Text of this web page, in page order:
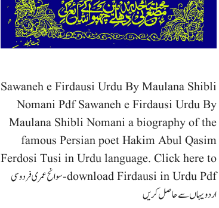
Sawaneh e Firdausi Urdu By Maulana Shibli
Nomani Pdf Sawaneh e Firdausi Urdu By
Maulana Shibli Nomani a biography of the
famous Persian poet Hakim Abul Qasim
Ferdosi Tusi in Urdu language. Click here to
download Firdausi in Urdu Pdf-سوانح عمری فردوسی
اردو یہاں سے حاصل کریں